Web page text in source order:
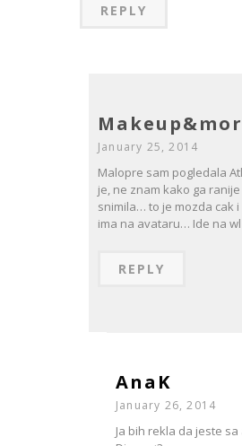
REPLY
January 25, 2014
Malopre sam pogledala
je, ne znam kako ga
snimila… to je mozda cak
ima na avataru… Ide na
REPLY
AnaK
January 26, 2014
Ja bih rekla da jeste